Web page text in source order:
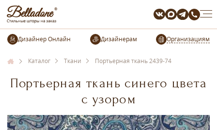
Организациям
Каталог Ткани Портьерная ткань 2439-74
Портьерная ткань синего цвета
с узором